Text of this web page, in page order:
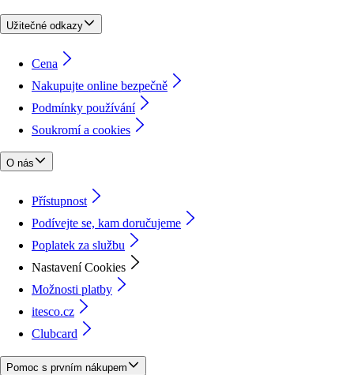
Užitečné odkazy
Cena
Nakupujte online bezpečně
Podmínky používání
Soukromí a cookies
O nás
Přístupnost
Podívejte se, kam doručujeme
Poplatek za službu
Nastavení Cookies
Možnosti platby
itesco.cz
Clubcard
Pomoc s prvním nákupem